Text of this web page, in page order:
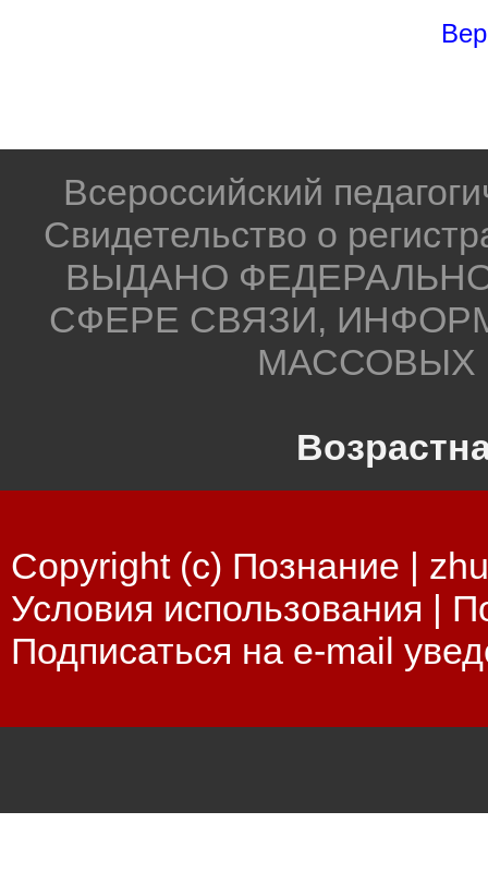
Всероссийский
Свидетельство о
ВЫДАНО
СФЕРЕ СВЯЗИ,
МАССОВЫХ
Copyright (c) Познание |
Условия использования |
Подписаться на e-mail